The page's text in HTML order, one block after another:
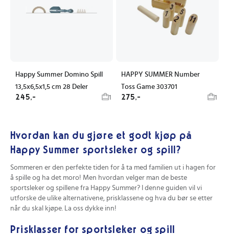
Happy Summer Domino Spill
13,5x6,5x1,5 cm 28 Deler
245,- 1
HAPPY SUMMER Number
Toss Game 303701
275,- 1
Hvordan kan du gjøre et godt kjøp på
Happy Summer sportsleker og spill?
Sommeren er den perfekte tiden for å ta med familien ut i hagen for
å spille og ha det moro! Men hvordan velger man de beste
sportsleker og spillene fra Happy Summer? I denne guiden vil vi
utforske de ulike alternativene, prisklassene og hva du bør se etter
når du skal kjøpe. La oss dykke inn!
Prisklasser for sportsleker og spill